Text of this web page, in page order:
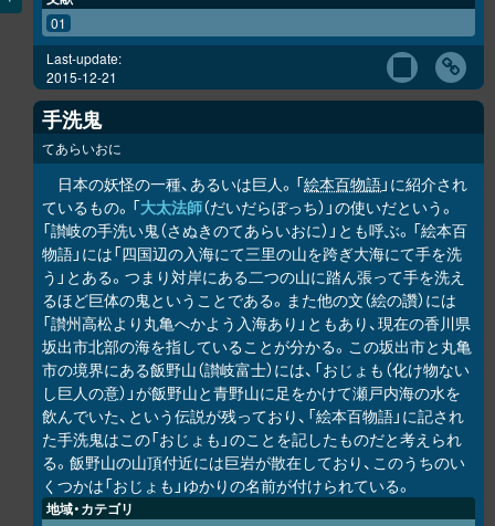
LINK
01
Last-update:
2015-12-21
手洗鬼
てあらいおに
日本の妖怪の一種、あるいは巨人。「絵本百物語」に紹介され
ているもの。「大太法師（だいだらぼっち）」の使いだという。
「讃岐の手洗い鬼（さぬきのてあらいおに）」とも呼ぶ。「絵本百
物語」には「四国辺の入海にて三里の山を跨ぎ大海にて手を洗
う」とある。つまり対岸にある二つの山に踏ん張って手を洗え
るほど巨体の鬼ということである。また他の文（絵の讚）には
「讃州高松より丸亀へかよう入海あり」ともあり、現在の香川県
坂出市北部の海を指していることが分かる。この坂出市と丸亀
市の境界にある飯野山（讃岐富士）には、「おじょも（化け物ない
し巨人の意）」が飯野山と青野山に足をかけて瀬戸内海の水を
飲んでいた、という伝説が残っており、「絵本百物語」に記され
た手洗鬼はこの「おじょも」のことを記したものだと考えられ
る。飯野山の山頂付近には巨岩が散在しており、このうちのい
くつかは「おじょも」ゆかりの名前が付けられている。
地域・カテゴリ